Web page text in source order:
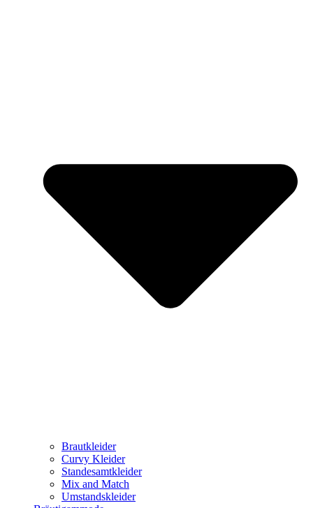
Brautkleider
Curvy Kleider
Standesamtkleider
Mix and Match
Umstandskleider